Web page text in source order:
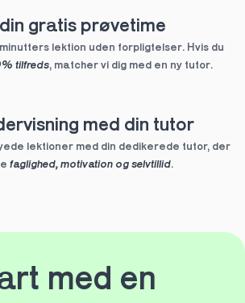
gratis prøvetime
lektion uden forpligtelser. Hvis du
tilfreds, matcher vi dig med en ny tutor.
med din tutor
lektioner med din dedikerede tutor, der
faglighed, motivation og selvtillid.
med en